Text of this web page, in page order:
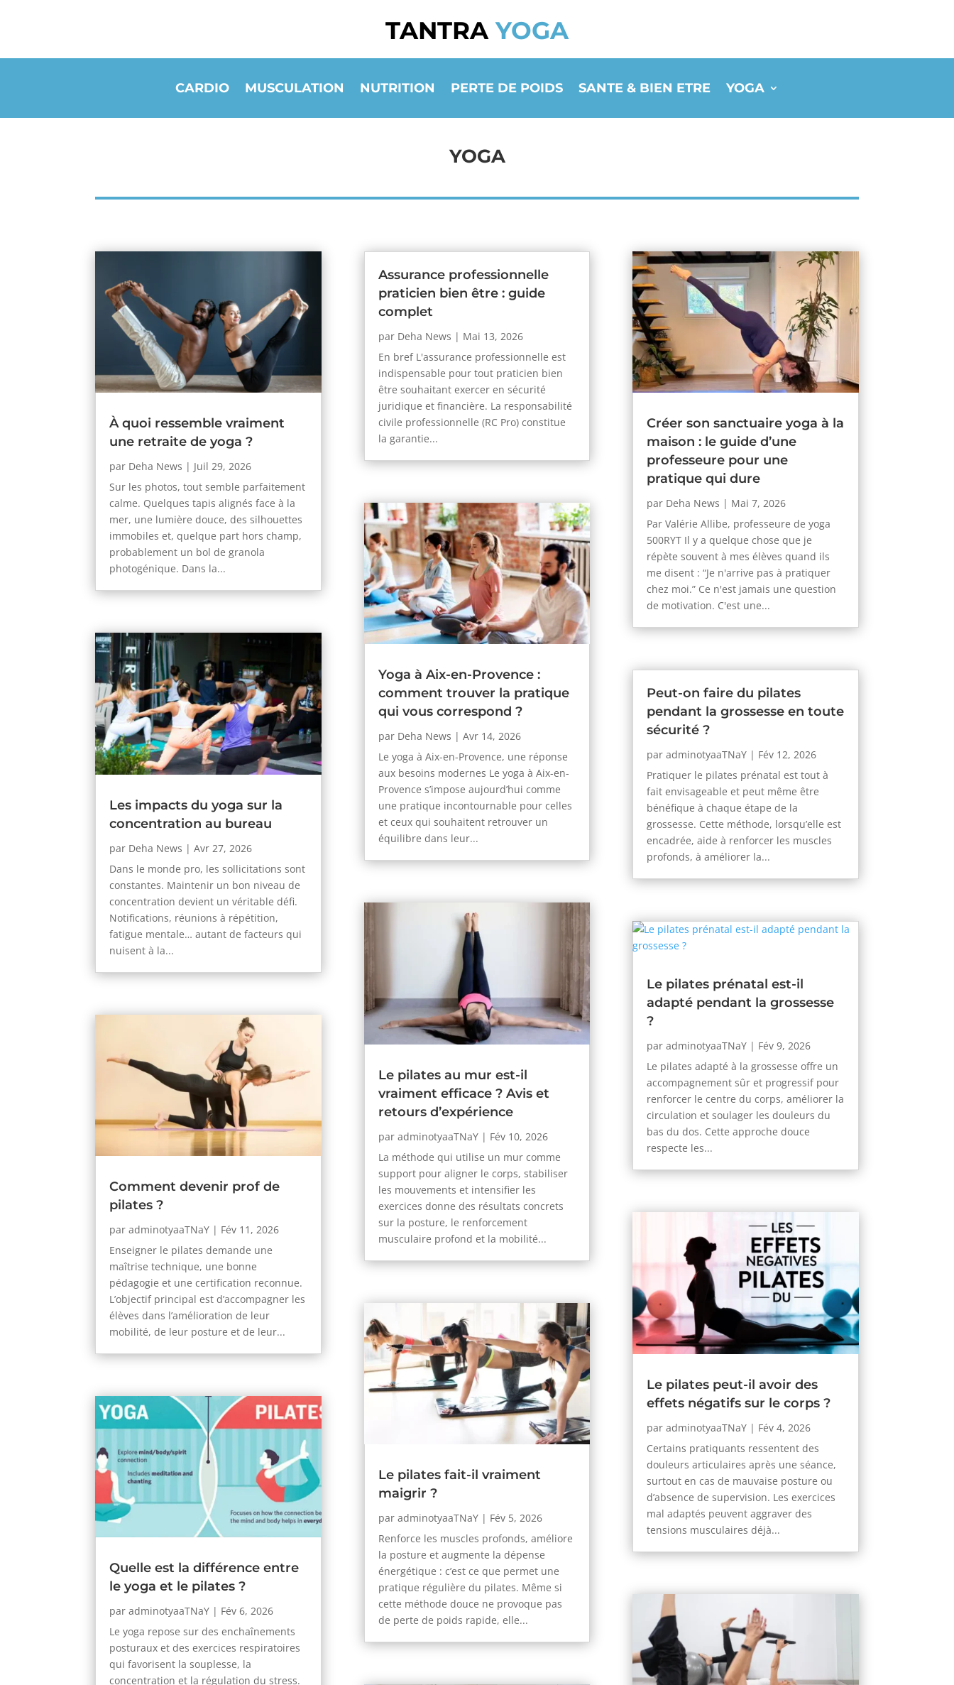
TANTRAYOGA
CARDIO MUSCULATION NUTRITION PERTE DE POIDS SANTE & BIEN ETRE YOGA
YOGA
À quoi ressemble vraiment
une retraite de yoga ?
par Deha News | Juil 29, 2026
Sur les photos, tout semble parfaitement
calme. Quelques tapis alignés face à la
mer, une lumière douce, des silhouettes
immobiles et, quelque part hors champ,
probablement un bol de granola
photogénique. Dans la...
Les impacts du yoga sur la
concentration au bureau
par Deha News |Avr 27, 2026
Dans le monde pro, les sollicitations sont
constantes. Maintenir un bon niveau de
concentration devient un véritable défi.
Notifications, réunions à répétition,
fatigue mentale… autant de facteurs qui
nuisent à la...
Comment devenir prof de
pilates ?
paradminotyaaTNaY | Fév 11, 2026
Enseigner le pilates demande une
maîtrise technique, une bonne
pédagogie et une certification reconnue.
L’objectif principal est d’accompagner les
élèves dans l’amélioration de leur
mobilité, de leur posture et de leur...
Quelle est la différence entre
le yoga et le pilates ?
paradminotyaaTNaY | Fév 6, 2026
Le yoga repose sur des enchaînements
posturaux et des exercices respiratoires
qui favorisent la souplesse, la
concentration et la régulation du stress.
Assurance professionnelle
praticien bien être : guide
complet
par Deha News | Mai 13, 2026
En bref L'assurance professionnelle est
indispensable pour tout praticien bien
être souhaitant exercer en sécurité
juridique et financière. La responsabilité
civile professionnelle (RC Pro) constitue
la garantie...
Yoga à Aix-en-Provence :
comment trouver la pratique
qui vous correspond ?
par Deha News | Avr 14, 2026
Le yoga à Aix-en-Provence, une réponse
aux besoins modernes Le yoga à Aix-en-
Provence s’impose aujourd’hui comme
une pratique incontournable pour celles
et ceux qui souhaitent retrouver un
équilibre dans leur...
Le pilates au mur est-il
vraiment efficace ? Avis et
retours d’expérience
par adminotyaaTNaY| Fév 10, 2026
La méthode qui utilise un mur comme
support pour aligner le corps, stabiliser
les mouvements et intensifier les
exercices donne des résultats concrets
sur la posture, le renforcement
musculaire profond et la mobilité...
Le pilates fait-il vraiment
maigrir ?
par adminotyaaTNaY| Fév 5, 2026
Renforce les muscles profonds, améliore
la posture et augmente la dépense
énergétique : c’est ce que permet une
pratique régulière du pilates. Même si
cette méthode douce ne provoque pas
de perte de poids rapide, elle...
Créer son sanctuaire yoga à la
maison : le guide d’une
professeure pour une
pratique qui dure
par Deha News | Mai 7, 2026
Par Valérie Allibe, professeure de yoga
500RYT Il y a quelque chose que je
répète souvent à mes élèves quand ils
me disent : “Je n'arrive pas à pratiquer
chez moi.” Ce n'est jamais une question
de motivation. C'est une...
Peut-on faire du pilates
pendant la grossesse en toute
sécurité ?
par adminotyaaTNaY| Fév 12, 2026
Pratiquer le pilates prénatal est tout à
fait envisageable et peut même être
bénéfique à chaque étape de la
grossesse. Cette méthode, lorsqu’elle est
encadrée, aide à renforcer les muscles
profonds, à améliorer la...
Le pilates prénatal est-il
adapté pendant la grossesse
?
par adminotyaaTNaY| Fév 9, 2026
Le pilates adapté à la grossesse offre un
accompagnement sûr et progressif pour
renforcer le centre du corps, améliorer la
circulation et soulager les douleurs du
bas du dos. Cette approche douce
respecte les...
Le pilates peut-il avoir des
effets négatifs sur le corps ?
par adminotyaaTNaY| Fév 4, 2026
Certains pratiquants ressentent des
douleurs articulaires après une séance,
surtout en cas de mauvaise posture ou
d’absence de supervision. Les exercices
mal adaptés peuvent aggraver des
tensions musculaires déjà...